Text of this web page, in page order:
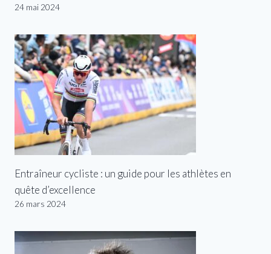
24 mai 2024
Entraîneur cycliste : un guide pour les athlètes en
quête d’excellence
26 mars 2024